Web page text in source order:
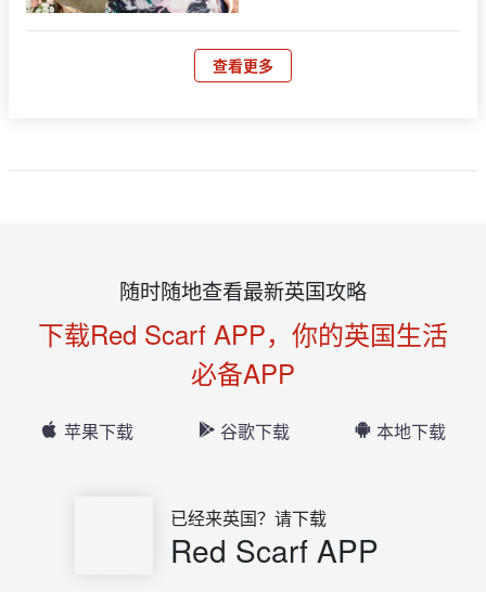
查看更多
随时随地查看最新英国攻略
下载Red Scarf APP，你的英国生活
必备APP
苹果下载 谷歌下载 本地下载
已经来英国？请下载
Red Scarf APP